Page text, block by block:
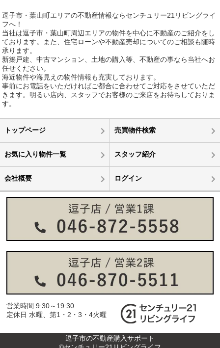
逗子市・葉山町エリアの不動産情報ならセンチュリー21リビングライ
フへ！
当社は逗子市・葉山町周辺エリアの物件を中心に不動産のご紹介をし
ております。また、住宅ローンや不動産売却についてのご相談も随時
承ります。
新築戸建、中古マンション、土地の購入等、不動産の事なら当社へお
任せください。
海近物件や海見えの物件情報も充実しております。
事前にお電話をいただければご都合に合わせてご対応をさせていただ
きます。明るい店内、スタッフでお客様のご来店をお待ちしておりま
す。
トップページ 売買物件検索
お気に入り物件一覧 スタッフ紹介
会社概要 ログイン
営業時間 9:30～19:30
定休日 水曜、第1・2・3・4火曜
逗子市の不動産購入サポート